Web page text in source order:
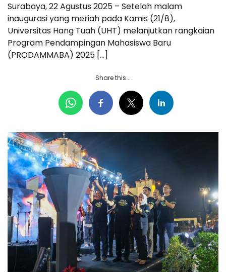
Surabaya, 22 Agustus 2025 – Setelah malam
inaugurasi yang meriah pada Kamis (21/8),
Universitas Hang Tuah (UHT) melanjutkan rangkaian
Program Pendampingan Mahasiswa Baru
(PRODAMMABA) 2025 […]
Share this...